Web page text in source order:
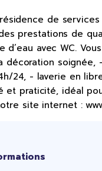
de
prestations de
avec WC.
soignée,
24, - laverie en
et praticité, idéal
site internet :